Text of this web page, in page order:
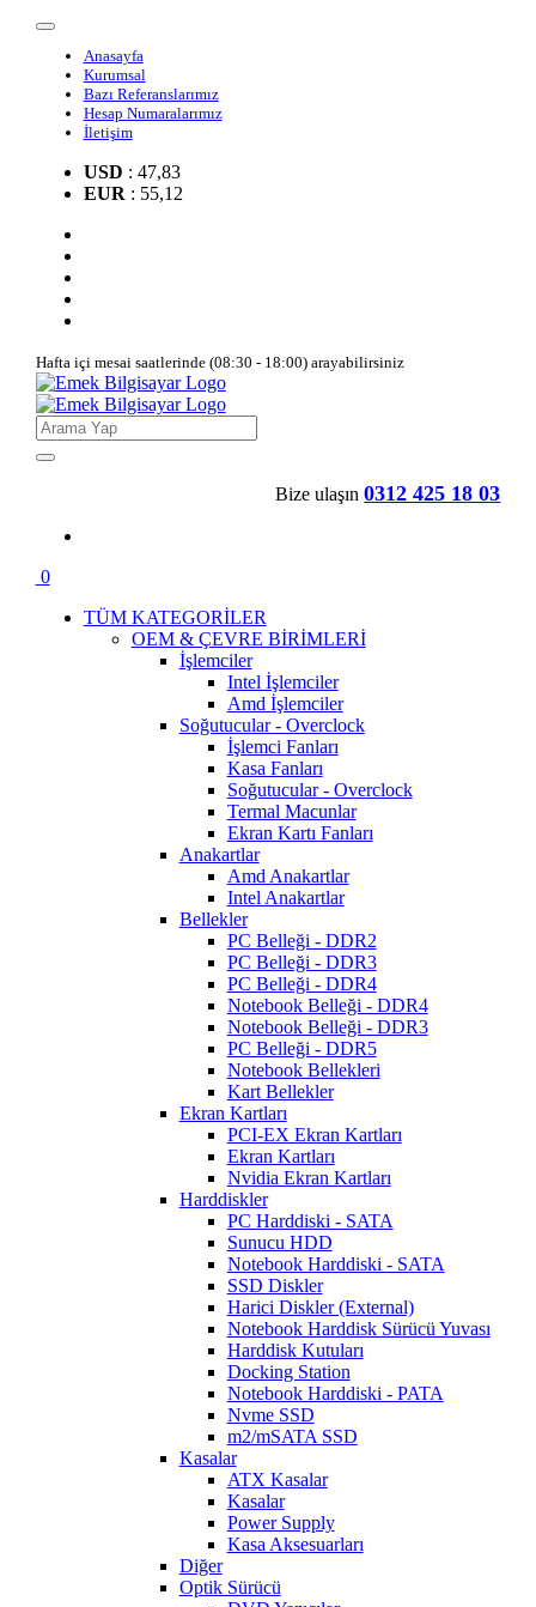
Anasayfa
Kurumsal
Bazı Referanslarımız
Hesap Numaralarımız
İletişim
USD : 47,83
EUR : 55,12
Hafta içi mesai saatlerinde (08:30 - 18:00) arayabilirsiniz
Bize ulaşın 0312 425 18 03
0
TÜM KATEGORİLER
OEM & ÇEVRE BİRİMLERİ
İşlemciler
Intel İşlemciler
Amd İşlemciler
Soğutucular - Overclock
İşlemci Fanları
Kasa Fanları
Soğutucular - Overclock
Termal Macunlar
Ekran Kartı Fanları
Anakartlar
Amd Anakartlar
Intel Anakartlar
Bellekler
PC Belleği - DDR2
PC Belleği - DDR3
PC Belleği - DDR4
Notebook Belleği - DDR4
Notebook Belleği - DDR3
PC Belleği - DDR5
Notebook Bellekleri
Kart Bellekler
Ekran Kartları
PCI-EX Ekran Kartları
Ekran Kartları
Nvidia Ekran Kartları
Harddiskler
PC Harddiski - SATA
Sunucu HDD
Notebook Harddiski - SATA
SSD Diskler
Harici Diskler (External)
Notebook Harddisk Sürücü Yuvası
Harddisk Kutuları
Docking Station
Notebook Harddiski - PATA
Nvme SSD
m2/mSATA SSD
Kasalar
ATX Kasalar
Kasalar
Power Supply
Kasa Aksesuarları
Diğer
Optik Sürücü